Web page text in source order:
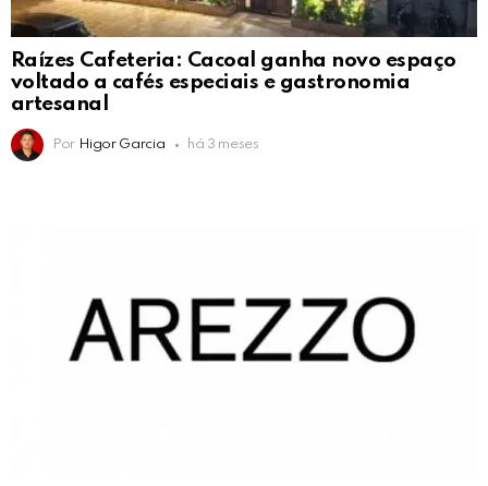
Raízes Cafeteria: Cacoal ganha novo espaço
voltado a cafés especiais e gastronomia
artesanal
Por Higor Garcia há 3 meses